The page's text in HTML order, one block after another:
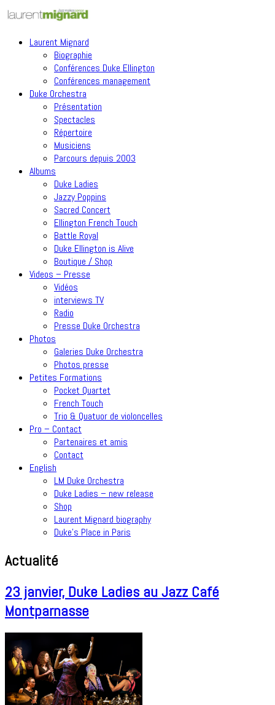
Laurent Mignard
Biographie
Conférences Duke Ellington
Conférences management
Duke Orchestra
Présentation
Spectacles
Répertoire
Musiciens
Parcours depuis 2003
Albums
Duke Ladies
Jazzy Poppins
Sacred Concert
Ellington French Touch
Battle Royal
Duke Ellington is Alive
Boutique / Shop
Videos – Presse
Vidéos
interviews TV
Radio
Presse Duke Orchestra
Photos
Galeries Duke Orchestra
Photos presse
Petites Formations
Pocket Quartet
French Touch
Trio & Quatuor de violoncelles
Pro – Contact
Partenaires et amis
Contact
English
LM Duke Orchestra
Duke Ladies – new release
Shop
Laurent Mignard biography
Duke’s Place in Paris
Actualité
23 janvier, Duke Ladies au Jazz Café
Montparnasse